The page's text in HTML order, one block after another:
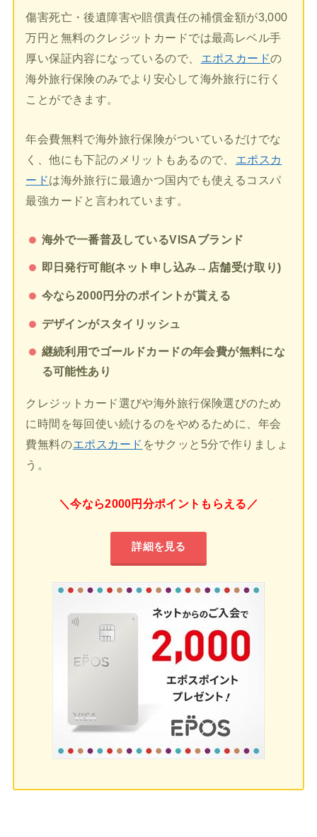
傷害死亡・後遺障害や賠償責任の補償金額が3,000
万円と無料のクレジットカードでは最高レベル手
厚い保証内容になっているので、
エポスカードの
海外旅行保険のみでより安心して海外旅行に行く
ことができます。
年会費無料で海外旅行保険がついているだけでな
く、他にも下記のメリットもあるので、
エポスカ
ードは海外旅行に最適かつ国内でも使えるコスパ
最強カードと言われています。
海外で一番普及しているVISAブランド
即日発行可能(ネット申し込み→店舗受け取り)
今なら2000円分のポイントが貰える
デザインがスタイリッシュ
継続利用でゴールドカードの年会費が無料にな
る可能性あり
クレジットカード選びや海外旅行保険選びのため
に時間を毎回使い続けるのをやめるために、年会
費無料のエポスカード をサクッと5分で作りましょ
う。
＼今なら2000円分ポイントもらえる／
詳細を見る